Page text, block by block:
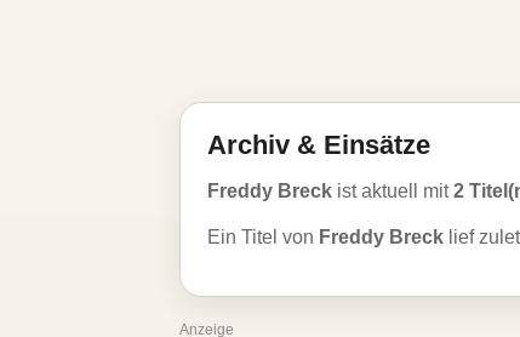
Archiv & Einsätze
Freddy Breck ist aktuell mit2
Ein Titel von Freddy Breck lief
Anzeige